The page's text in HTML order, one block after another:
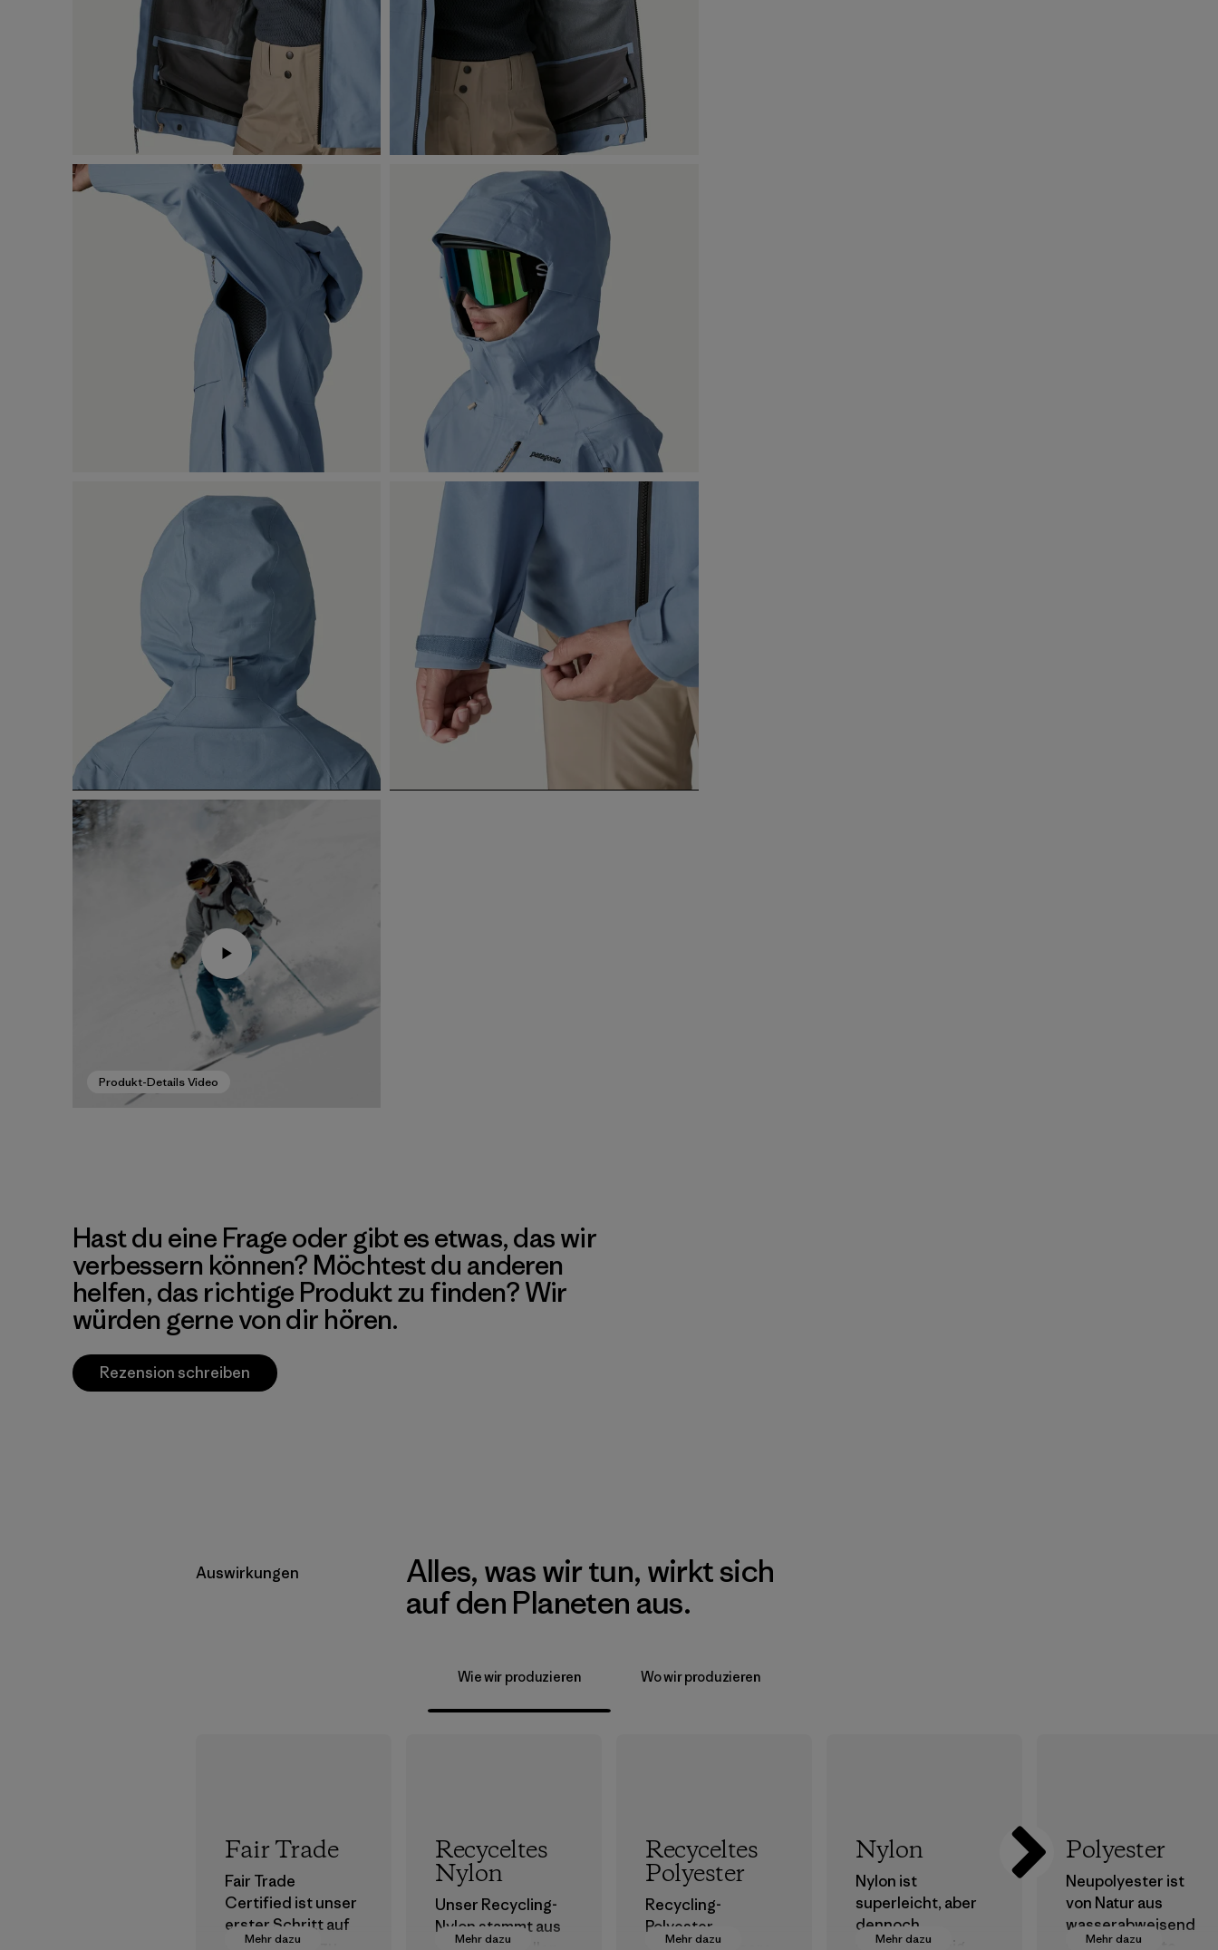
Produkt-Details Video
Hast du eine Frage oder gibt es etwas, das wir
verbessern können? Möchtest du anderen
helfen, das richtige Produkt zu finden? Wir
würden gerne von dir hören.
Rezension schreiben
Auswirkungen
Alles, was wir tun, wirkt sich
auf den Planeten aus.
Wie wir produzieren Wo wir produzieren
Mehr dazu
Fair Trade
Fair Trade
Certified ist unser
erster Schritt auf
Mehr dazu
Recyceltes
Nylon
Unser Recycling-
Nylon stammt aus
Mehr dazu
Recyceltes
Polyester
Recycling-
Polyester
Mehr dazu
Nylon
Nylon ist
superleicht, aber
dennoch
Mehr dazu
Polyester
Neupolyester ist
von Natur aus
wasserabweisend